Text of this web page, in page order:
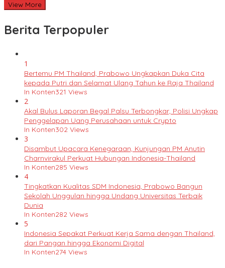
View More
Berita Terpopuler
1
Bertemu PM Thailand, Prabowo Ungkapkan Duka Cita
kepada Putri dan Selamat Ulang Tahun ke Raja Thailand
In Konten321 Views
2
Akal Bulus Laporan Begal Palsu Terbongkar, Polisi Ungkap
Penggelapan Uang Perusahaan untuk Crypto
In Konten302 Views
3
Disambut Upacara Kenegaraan, Kunjungan PM Anutin
Charnvirakul Perkuat Hubungan Indonesia-Thailand
In Konten285 Views
4
Tingkatkan Kualitas SDM Indonesia, Prabowo Bangun
Sekolah Unggulan hingga Undang Universitas Terbaik
Dunia
In Konten282 Views
5
Indonesia Sepakat Perkuat Kerja Sama dengan Thailand,
dari Pangan hingga Ekonomi Digital
In Konten274 Views